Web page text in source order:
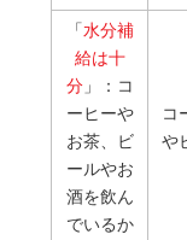
「水分補
給は十
分」：コ
ーヒーや
お茶、ビ
ールやお
酒を飲ん
でいるか
コ
や